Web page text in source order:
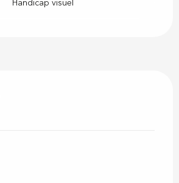
Handicap visuel